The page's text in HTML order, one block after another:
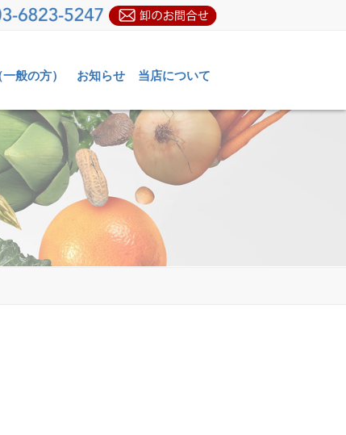
般の方） お知らせ 当店について